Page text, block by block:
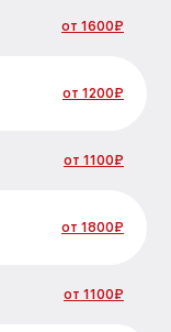
от 1600₽
от 1200₽
от 1100₽
от 1800₽
от 1100₽